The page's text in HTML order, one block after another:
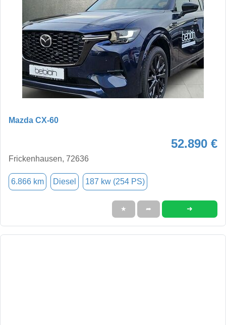
Mazda CX-60
52.890 €
Frickenhausen, 72636
6.866 km Diesel 187 kw (254 PS)
★ ➦ ➜